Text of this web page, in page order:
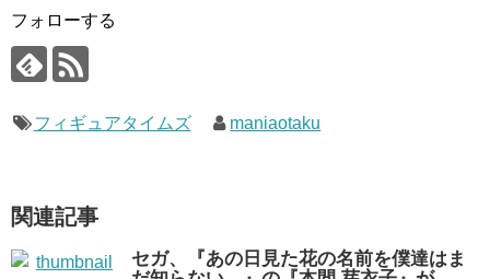
フォローする
フィギュアタイムズ maniaotaku
関連記事
セガ、『あの日見た花の名前を僕達はま